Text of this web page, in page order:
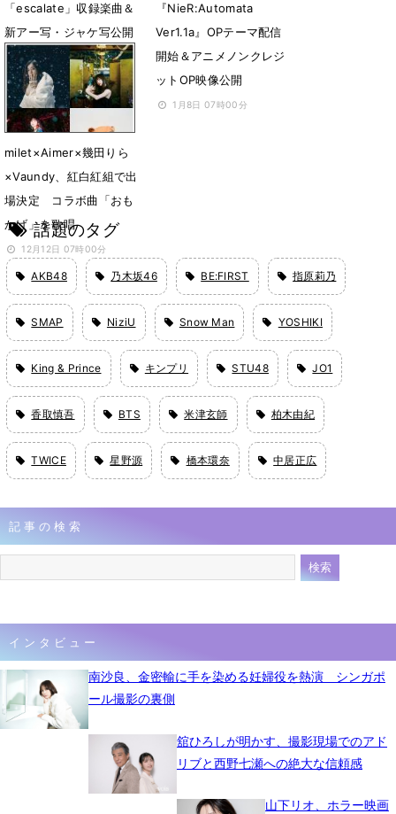
「escalate」収録楽曲＆
新アー写・ジャケ写公開
1月21日 18時08分
『NieR:Automata
Ver1.1a』OPテーマ配信
開始＆アニメノンクレジ
ットOP映像公開
1月8日 07時00分
milet×Aimer×幾田りら
×Vaundy、紅白紅組で出
場決定 コラボ曲「おも
かげ」を歌唱
12月12日 07時00分
話題のタグ
AKB48 乃木坂46 BE:FIRST 指原莉乃
SMAP NiziU Snow Man YOSHIKI
King & Prince キンプリ STU48 JO1
香取慎吾 BTS 米津玄師 柏木由紀
TWICE 星野源 橋本環奈 中居正広
記事の検索
インタビュー
南沙良、金密輸に手を染める妊婦役を熱演 シンガポ
ール撮影の裏側
舘ひろしが明かす、撮影現場でのアド
リブと西野七瀬への絶大な信頼感
山下リオ、ホラー映画